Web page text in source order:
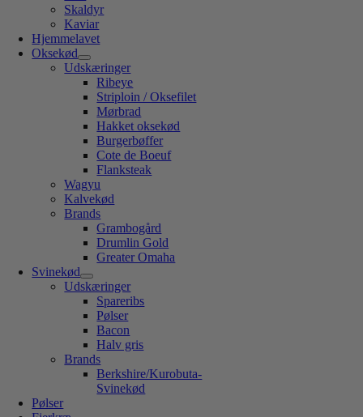
Skaldyr
Kaviar
Hjemmelavet
Oksekød
Udskæringer
Ribeye
Striploin / Oksefilet
Mørbrad
Hakket oksekød
Burgerbøffer
Cote de Boeuf
Flanksteak
Wagyu
Kalvekød
Brands
Grambogård
Drumlin Gold
Greater Omaha
Svinekød
Udskæringer
Spareribs
Pølser
Bacon
Halv gris
Brands
Berkshire/Kurobuta-
Svinekød
Pølser